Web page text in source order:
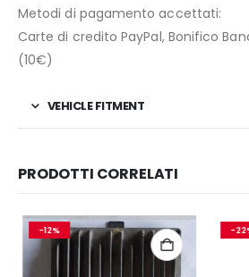
Metodi di pagamento accettati:
Carte di credito PayPal, Bonifico
(10€)
VEHICLE FITMENT
PRODOTTI CORRELATI
-12% -